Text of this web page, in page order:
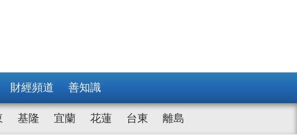
財經頻道 善知識
基隆 宜蘭 花蓮 台東 離島